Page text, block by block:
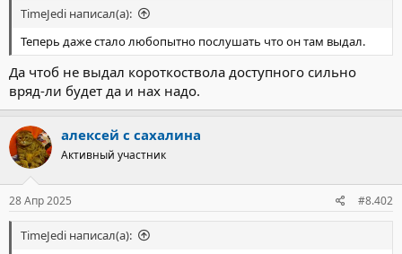
TimeJedi написал(а):
Теперь даже стало любопытно послушать что он там выдал.
Да чтоб не выдал короткоствола доступного сильно
вряд-ли будет да и нах надо.
алексей с сахалина
Активный участник
28 Апр 2025 #8.402
TimeJedi написал(а):